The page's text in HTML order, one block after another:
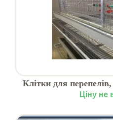
Клітки для
для
Ціну не